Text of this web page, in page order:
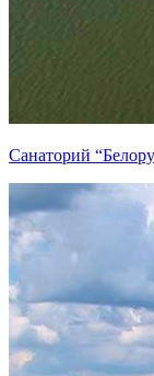
Санаторий